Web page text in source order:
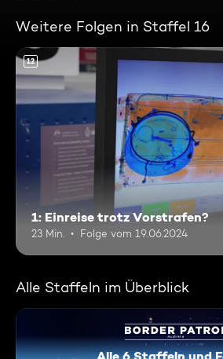
Weitere Folgen in Staffel 16
12
1: Einreise trotz Vorstrafen?
23 Min. Folge vom 19.06.2024
Alle Staffeln im Überblick